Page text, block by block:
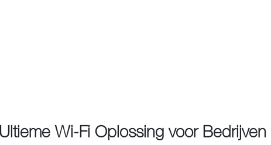
Wi-Fi Oplossing voor Bedrijven